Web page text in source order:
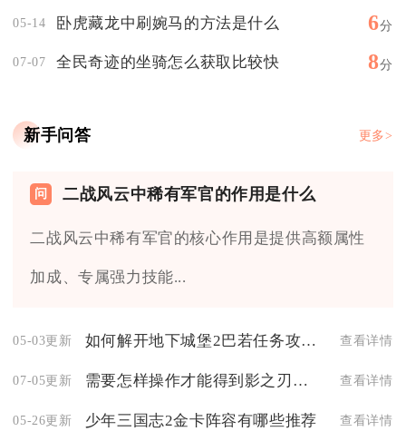
05-14 卧虎藏龙中刷婉马的方法是什么 6分
07-07 全民奇迹的坐骑怎么获取比较快 8分
新手问答 更多>
二战风云中稀有军官的作用是什么
二战风云中稀有军官的核心作用是提供高额属性
加成、专属强力技能...
05-03更新 如何解开地下城堡2巴若任务攻略的谜题 查看详情
07-05更新 需要怎样操作才能得到影之刃的六星心法 查看详情
05-26更新 少年三国志2金卡阵容有哪些推荐 查看详情